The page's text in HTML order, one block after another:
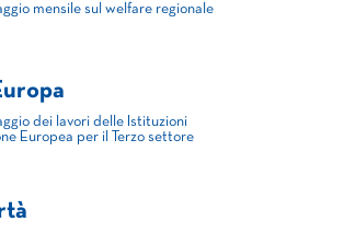
mensile sul welfare regionale
dei lavori delle Istituzioni
Europea per il Terzo settore